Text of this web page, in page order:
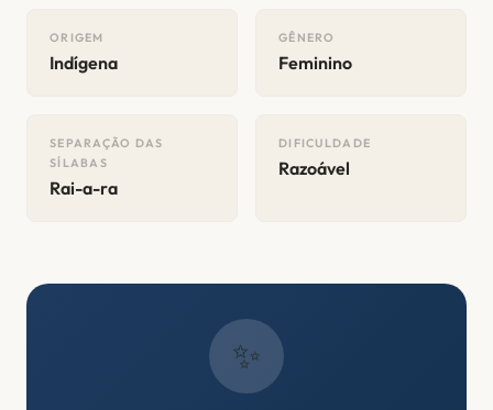
ORIGEM
Indígena
GÊNERO
Feminino
SEPARAÇÃO DAS
SÍLABAS
Rai-a-ra
DIFICULDADE
Razoável
✨